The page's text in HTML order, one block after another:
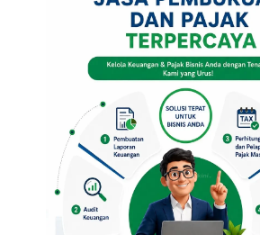
Kejurprov
Malut
Dalam
Akejira
Mulai
Redistribusi
Guru
di 10
Kecamatan